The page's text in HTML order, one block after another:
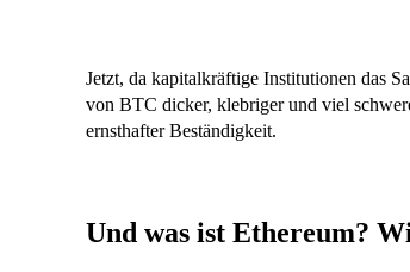
Jetzt, da kapitalkräftige Institutionen das
von BTC dicker, klebriger und viel
ernsthafter Beständigkeit.
Und was ist Ethereum?